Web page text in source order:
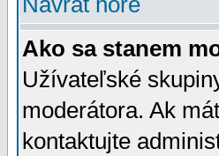
Ako sa stanem
Užívateľské
moderátora. Ak
kontaktujte